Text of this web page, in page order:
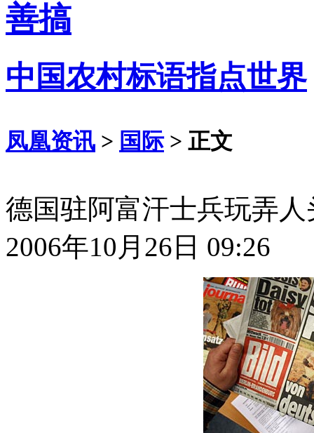
善搞
中国农村标语指点世界
凤凰资讯 > 国际> 正文
德国驻阿富汗士兵玩弄
2006年10月26日 09:26